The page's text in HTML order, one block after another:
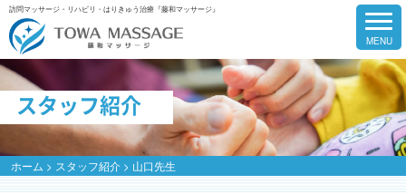
訪問マッサージ・リハビリ・はりきゅう治療『藤和マッサージ』
スタッフ紹介
ホーム > スタッフ紹介> 山口先生